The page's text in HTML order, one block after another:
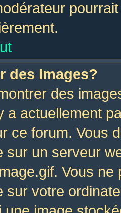
des Images?
des
a actuellement
ce forum. Vous
sur un serveur
Vous
sur votre